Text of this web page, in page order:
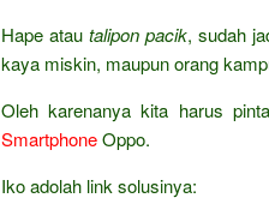
Hape atautalipon pacik, sudah
kaya miskin, maupun orang
Oleh karenanya kita harus
SmartphoneOppo.
Iko adolah link solusinya: